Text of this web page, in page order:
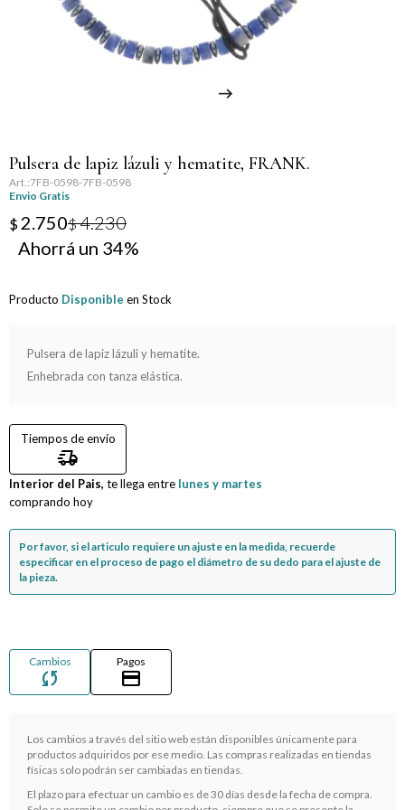
Pulsera de lapiz lázuli y hematite, FRANK.
7FB-0598-7FB-0598
Envio Gratis
$ 2.750$4.230
34
Producto Disponible en Stock
Pulsera de lapiz lázuli y hematite.
Enhebrada con tanza elástica.
Tiempos de envío
delivery_truck_speed
Interior del Pais, te llega entre lunes y martes
comprando hoy
Por favor, si el articulo requiere un ajuste en la medida, recuerde
especificar en el proceso de pago el diámetro de su dedo para el ajuste de
la pieza.
Cambios
sync
Pagos
credit_card
Los cambios a través del sitio web están disponibles únicamente para
productos adquiridos por ese medio. Las compras realizadas en tiendas
físicas solo podrán ser cambiadas en tiendas.
El plazo para efectuar un cambio es de 30 días desde la fecha de compra.
¡Sumate a la forma más ágil de comprar!
Comprá en 3 cuotas sin recargo o hasta en 12
cuotas * ¡Solo con tu cédula!
Día de la Mujer
Día del Amigo
Día del Maestro
Día del Padre
Graduación
Nacimiento
Compromiso
Día del niño